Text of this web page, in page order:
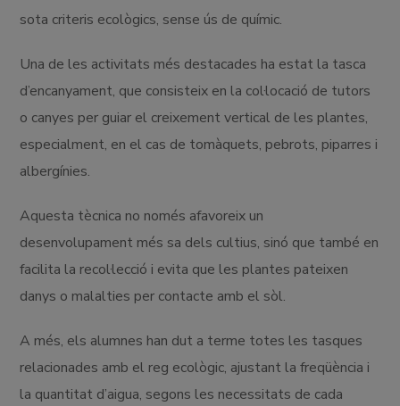
sota criteris ecològics, sense ús de químic.
Una de les activitats més destacades ha estat la tasca
d’encanyament, que consisteix en la col·locació de tutors
o canyes per guiar el creixement vertical de les plantes,
especialment, en el cas de tomàquets, pebrots, piparres i
albergínies.
Aquesta tècnica no només afavoreix un
desenvolupament més sa dels cultius, sinó que també en
facilita la recol·lecció i evita que les plantes pateixen
danys o malalties per contacte amb el sòl.
A més, els alumnes han dut a terme totes les tasques
relacionades amb el reg ecològic, ajustant la freqüència i
la quantitat d’aigua, segons les necessitats de cada